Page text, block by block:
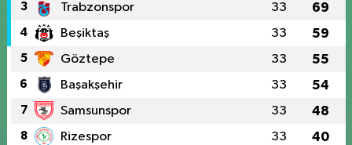
3 Trabzonspor 33 69
4 Beşiktaş 33 59
5 Göztepe 33 55
6 Başakşehir 33 54
7 Samsunspor 33 48
8 Rizespor 33 40